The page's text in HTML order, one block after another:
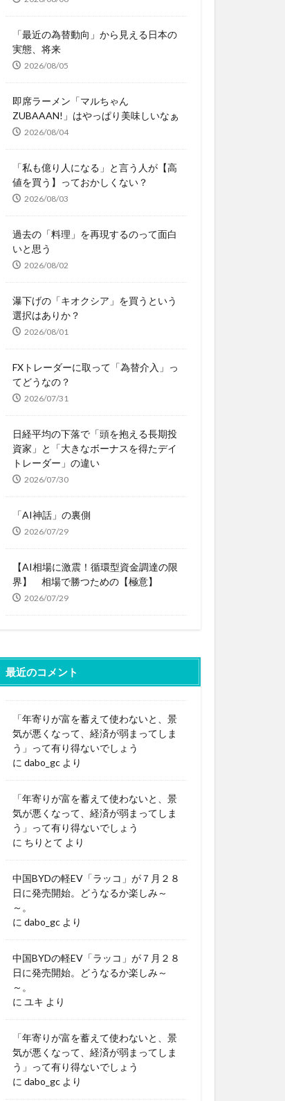
「最近の為替動向」から見える日本の
実態、将来
2026/08/05
即席ラーメン「マルちゃん
ZUBAAAN!」はやっぱり美味しいなぁ
2026/08/04
「私も億り人になる」と言う人が【高
値を買う】っておかしくない？
2026/08/03
過去の「料理」を再現するのって面白
いと思う
2026/08/02
瀑下げの「キオクシア」を買うという
選択はありか？
2026/08/01
FXトレーダーに取って「為替介入」っ
てどうなの？
2026/07/31
日経平均の下落で「頭を抱える長期投
資家」と「大きなボーナスを得たデイ
トレーダー」の違い
2026/07/30
「AI神話」の裏側
2026/07/29
【AI相場に激震！循環型資金調達の限
界】 相場で勝つための【極意】
2026/07/29
最近のコメント
「年寄りが富を蓄えて使わないと、景
気が悪くなって、経済が弱まってしま
う」って有り得ないでしょう
に dabo_gc より
「年寄りが富を蓄えて使わないと、景
気が悪くなって、経済が弱まってしま
う」って有り得ないでしょう
に ちりとて より
中国BYDの軽EV「ラッコ」が７月２８
日に発売開始。どうなるか楽しみ～
～。
に dabo_gc より
中国BYDの軽EV「ラッコ」が７月２８
日に発売開始。どうなるか楽しみ～
～。
に ユキ より
「年寄りが富を蓄えて使わないと、景
気が悪くなって、経済が弱まってしま
う」って有り得ないでしょう
に dabo_gc より